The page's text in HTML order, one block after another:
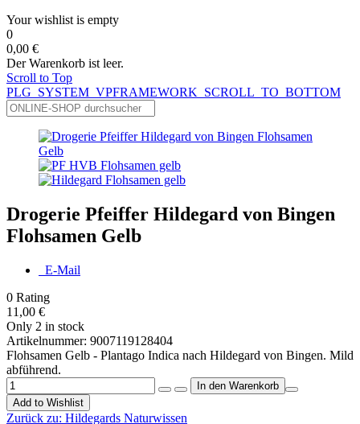
Your wishlist is empty
0
0,00 €
Der Warenkorb ist leer.
Scroll to Top
PLG_SYSTEM_VPFRAMEWORK_SCROLL_TO_BOTTOM
Drogerie Pfeiffer Hildegard von Bingen
Flohsamen Gelb
E-Mail
0 Rating
11,00 €
Only 2 in stock
Artikelnummer: 9007119128404
Flohsamen Gelb - Plantago Indica nach Hildegard von Bingen. Mild
abführend.
Add to Wishlist
Zurück zu: Hildegards Naturwissen